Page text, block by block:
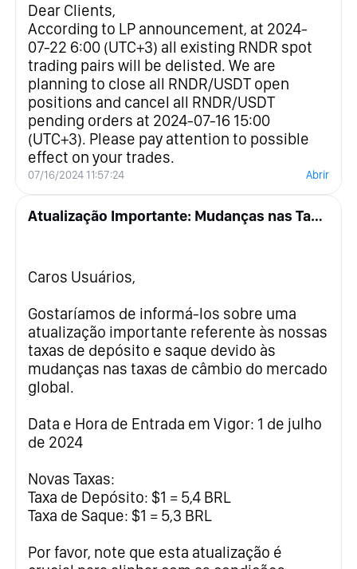
Dear Clients,
According to LP announcement, at 2024-
07-22 6:00 (UTC+3) all existing RNDR spot
trading pairs will be delisted. We are
planning to close all RNDR/USDT open
positions and cancel all RNDR/USDT
pending orders at 2024-07-16 15:00
(UTC+3). Please pay attention to possible
effect on your trades.
07/16/2024 11:57:24 Abrir
Atualização Importante: Mudanças nas Taxas de Depósito e Saque
Caros Usuários,
Gostaríamos de informá-los sobre uma
atualização importante referente às nossas
taxas de depósito e saque devido às
mudanças nas taxas de câmbio do mercado
global.
Data e Hora de Entrada em Vigor: 1 de julho
de 2024
Novas Taxas:
Taxa de Depósito: $1 = 5,4 BRL
Taxa de Saque: $1 = 5,3 BRL
Por favor, note que esta atualização é